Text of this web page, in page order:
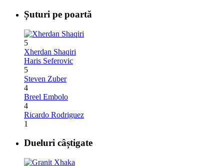
Șuturi pe poartă
5
Xherdan Shaqiri
Haris Seferovic
5
Steven Zuber
4
Breel Embolo
4
Ricardo Rodriguez
1
Dueluri câștigate